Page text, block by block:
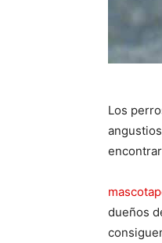
Los
dueños